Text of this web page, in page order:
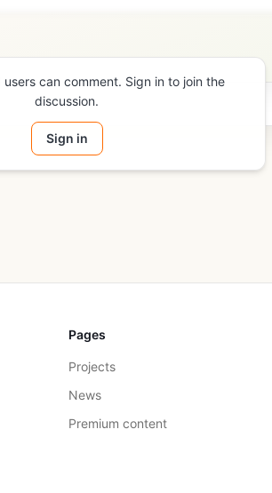
can comment. Sign in to join the
discussion.
Sign in
Pages
Projects
News
Premium content